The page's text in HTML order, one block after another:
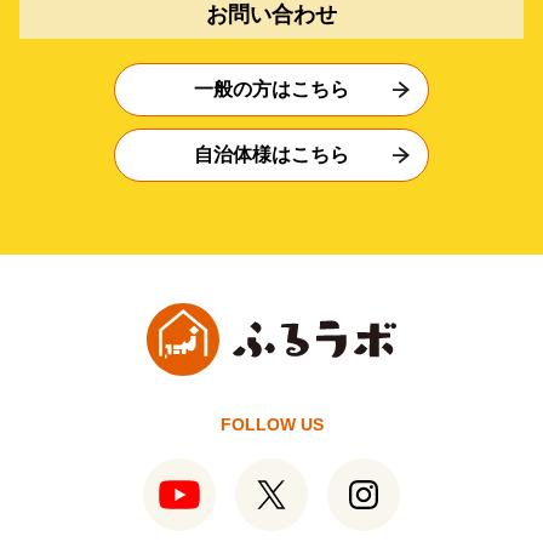
お問い合わせ
一般の方はこちら
自治体様はこちら
FOLLOW US